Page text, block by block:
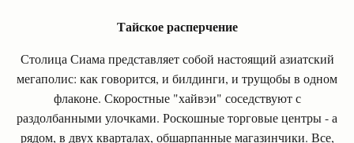
Тайское расперчение
Столица Сиама представляет собой настоящий азиатский
мегаполис: как говорится, и билдинги, и трущобы в одном
флаконе. Скоростные "хайвэи" соседствуют с
раздолбанными улочками. Роскошные торговые центры - а
рядом, в двух кварталах, обшарпанные магазинчики. Все,